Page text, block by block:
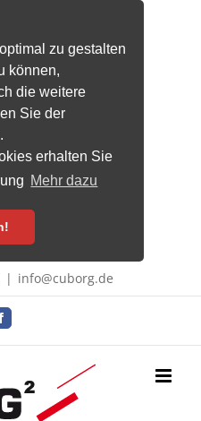
zu gestalten
können,
die weitere
Sie der
erhalten Sie
Mehr dazu
| info@cuborg.de
Facebook